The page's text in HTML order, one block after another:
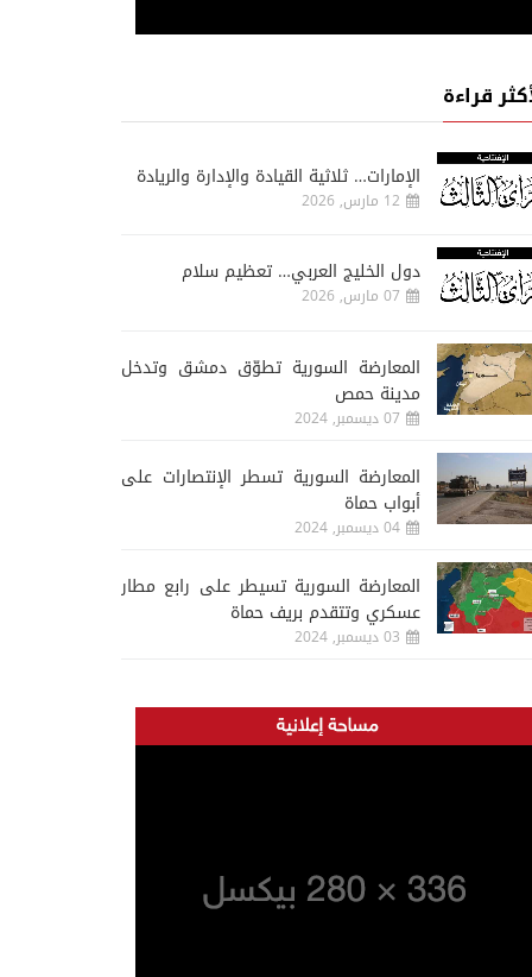
قراءة
الإمارات… ثلاثية القيادة والإدارة والريادة
12 مارس, 2026
دول الخليج العربي… تعظيم سلام
07 مارس, 2026
المعارضة السورية تطوّق دمشق وتدخل
مدينة حمص
07 ديسمبر, 2024
المعارضة السورية تسطر الإنتصارات على
أبواب حماة
04 ديسمبر, 2024
المعارضة السورية تسيطر على رابع مطار
عسكري وتتقدم بريف حماة
03 ديسمبر, 2024